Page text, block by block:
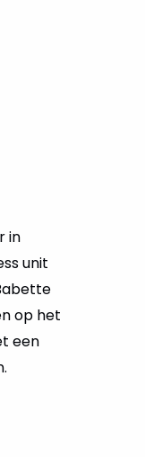
in
unit
op het
een